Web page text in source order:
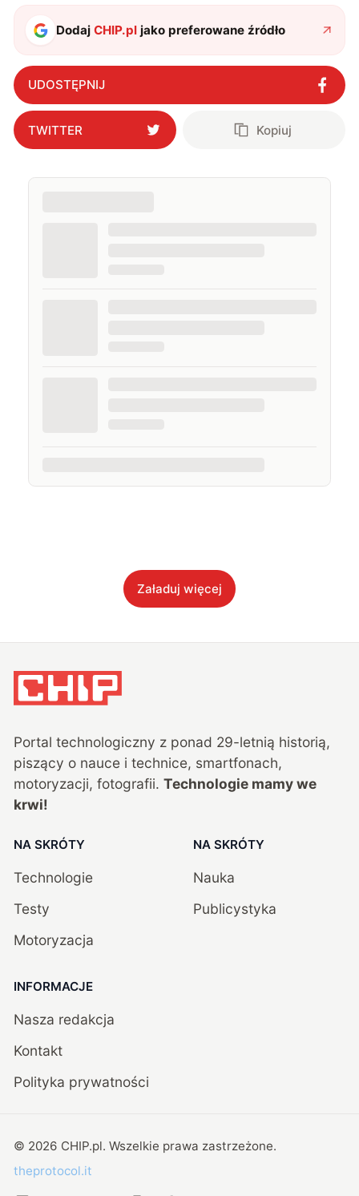
DodajCHIP.pl jako preferowane źródło
UDOSTĘPNIJ
TWITTER Kopiuj
Załaduj więcej
Portal technologiczny z ponad 29-letnią historią,
piszący o nauce i technice, smartfonach,
motoryzacji, fotografii. Technologie mamy we
krwi!
NA SKRÓTY
Technologie
Testy
Motoryzacja
NA SKRÓTY
Nauka
Publicystyka
INFORMACJE
Nasza redakcja
Kontakt
Polityka prywatności
© 2026 CHIP.pl. Wszelkie prawa zastrzeżone.
theprotocol.it